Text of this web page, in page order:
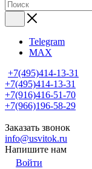
Telegram
MAX
+7(495)414-13-31
+7(495)414-13-31
+7(916)416-51-70
+7(966)196-58-29
Заказать звонок
info@usvitok.ru
Напишите нам
Войти